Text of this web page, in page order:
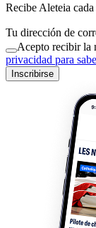
Recibe Aleteia
Tu dirección de
Acepto recibir la
privacidad para
Inscribirse